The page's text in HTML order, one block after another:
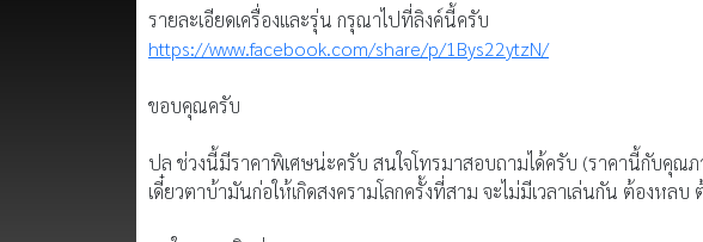
รายละเอียดเครื่องและรุ่น กรุณาไปที่ลิงค์นี้ครับ
https://www.facebook.com/share/p/1Bys22ytzN/
ขอบคุณครับ
ปล ช่วงนี้มีราคาพิเศษน่ะครับ สนใจโทรมาสอบถามได้ครับ (ราคานี้กับคุณภ
เดี๋ยวตาบ้ามันก่อให้เกิดสงครามโลกครั้งที่สาม จะไม่มีเวลาเล่นกัน ต้องห